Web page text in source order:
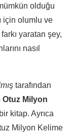
olduğu
için olumlu ve
yaratan şey,
nasıl
tarafından
Otuz Milyon
kitap. Ayrıca
Milyon Kelime